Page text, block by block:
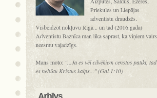
Priekules un Liepājas
adventistu draudzēs.
Visbeidzot nokļuvu Rīgā... un tad (2016.gadā)
Adventistu Baznīca man lika saprast, ka viņiem vairs
neesmu vajadzīgs.
Mans moto: "...Ja es vēl cilvēkiem censtos patikt, tad
es nebūtu Kristus kalps..." (Gal.1:10)